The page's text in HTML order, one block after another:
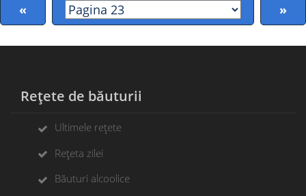
« »
Rețete de băuturii
Ultimele rețete
Rețeta zilei
Băuturi alcoolice